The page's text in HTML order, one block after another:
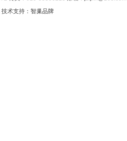
术支持： 智巢品牌